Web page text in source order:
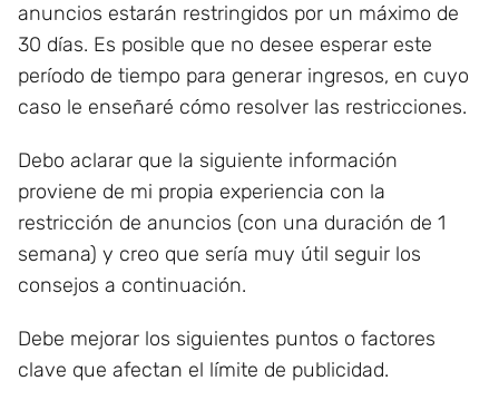
anuncios estarán restringidos por un máximo de
30 días. Es posible que no desee esperar este
período de tiempo para generar ingresos, en cuyo
caso le enseñaré cómo resolver las restricciones.
Debo aclarar que la siguiente información
proviene de mi propia experiencia con la
restricción de anuncios (con una duración de 1
semana) y creo que sería muy útil seguir los
consejos a continuación.
Debe mejorar los siguientes puntos o factores
clave que afectan el límite de publicidad.